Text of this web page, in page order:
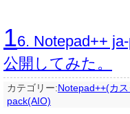
16. Notepad++
公開してみた。
カテゴリー:Notepad++(カ
pack(AIO)